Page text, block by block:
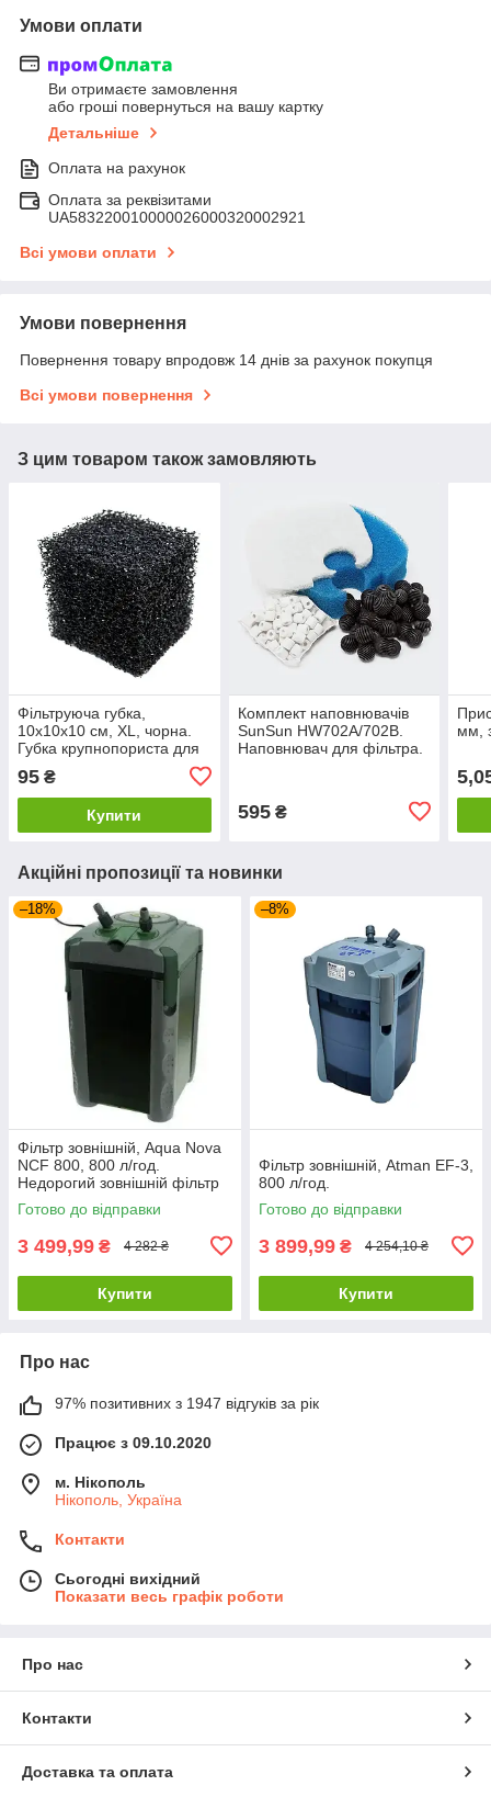
Умови оплати
Ви отримаєте замовлення
або гроші повернуться на вашу картку
Детальніше
Оплата на рахунок
Оплата за реквізитами
UA583220010000026000320002921
Всі умови оплати
Умови повернення
Повернення товару впродовж 14 днів за рахунок покупця
Всі умови повернення
З цим товаром також замовляють
Фільтруюча губка,
10х10х10 см, XL, чорна.
Губка крупнопориста для
95 ₴
Купити
Комплект наповнювачів
SunSun HW702А/702В.
Наповнювач для фільтра.
595₴
мм,
Акційні пропозиції та новинки
–18%
Фільтр зовнішній, Aqua Nova
NCF 800, 800 л/год.
Недорогий зовнішній фільтр
для акваріума
Готово до відправки
3 499,99 ₴ 4 282 ₴
Купити
–8%
Фільтр зовнішній, Atman EF-3,
800 л/год.
Готово до відправки
3 899,99 ₴ 4 254,10 ₴
Купити
Про нас
97% позитивних з 1947 відгуків за рік
Працює з 09.10.2020
м. Нікополь
Нікополь, Україна
Контакти
Сьогодні вихідний
Показати весь графік роботи
Про нас
Контакти
Доставка та оплата